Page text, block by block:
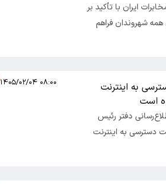
ایران با تأکید بر
همه شهروندان فراهم
به اینترنت
است
دفتر رئیس
دسترسی به اینترنت
۱۴۰۵/۰۲/۰۴ ۰۸:۰۰